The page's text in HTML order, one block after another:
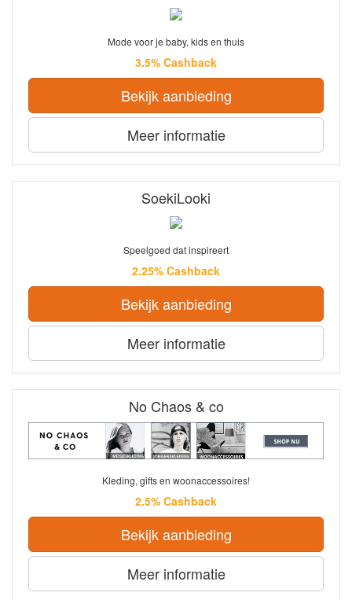
Mode voor je baby, kids en thuis
3.5% Cashback
Bekijk aanbieding
Meer informatie
SoekiLooki
Speelgoed dat inspireert
2.25% Cashback
Bekijk aanbieding
Meer informatie
No Chaos & co
Kleding, gifts en woonaccessoires!
2.5% Cashback
Bekijk aanbieding
Meer informatie